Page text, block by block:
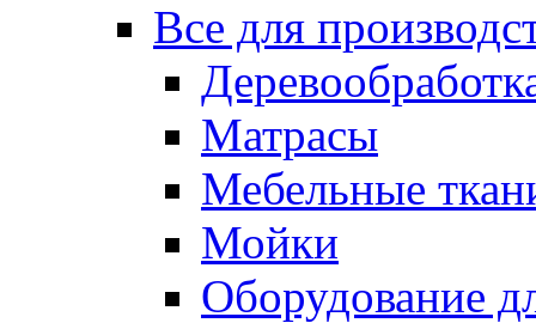
Все для
Матрасы
Мебельные
Мойки
Оборудование